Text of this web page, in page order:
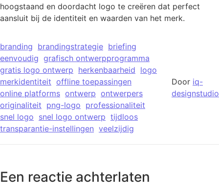
hoogstaand en doordacht logo te creëren dat perfect
aansluit bij de identiteit en waarden van het merk.
branding brandingstrategie briefing
eenvoudig grafisch ontwerpprogramma
gratis logo ontwerp herkenbaarheid logo
merkidentiteit offline toepassingen
online platforms ontwerp ontwerpers
originaliteit png-logo professionaliteit
snel logo snel logo ontwerp tijdloos
transparantie-instellingen veelzijdig
Door iq-
designstudio
Een reactie achterlaten